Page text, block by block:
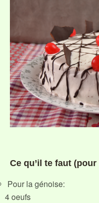
Ce qu’il te faut
Pour la génoise:
4 oeufs